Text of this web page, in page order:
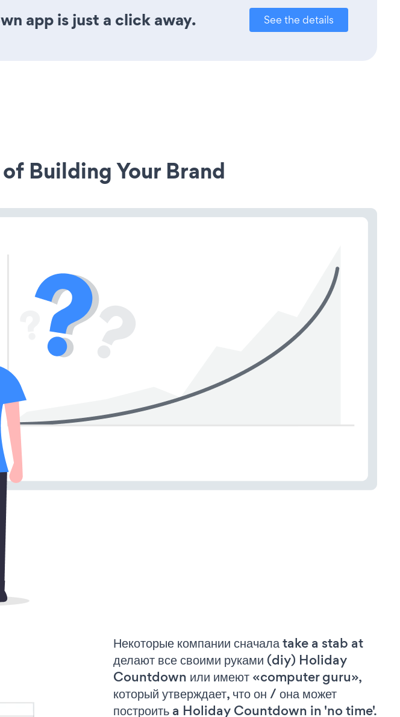
app is just a click away. See the details
Building Your Brand
Некоторые компании сначала take a stab at
делают все своими руками (diy) Holiday
Countdown или имеют «computer guru»,
который утверждает, что он / она может
построить a Holiday Countdown in 'no time'.